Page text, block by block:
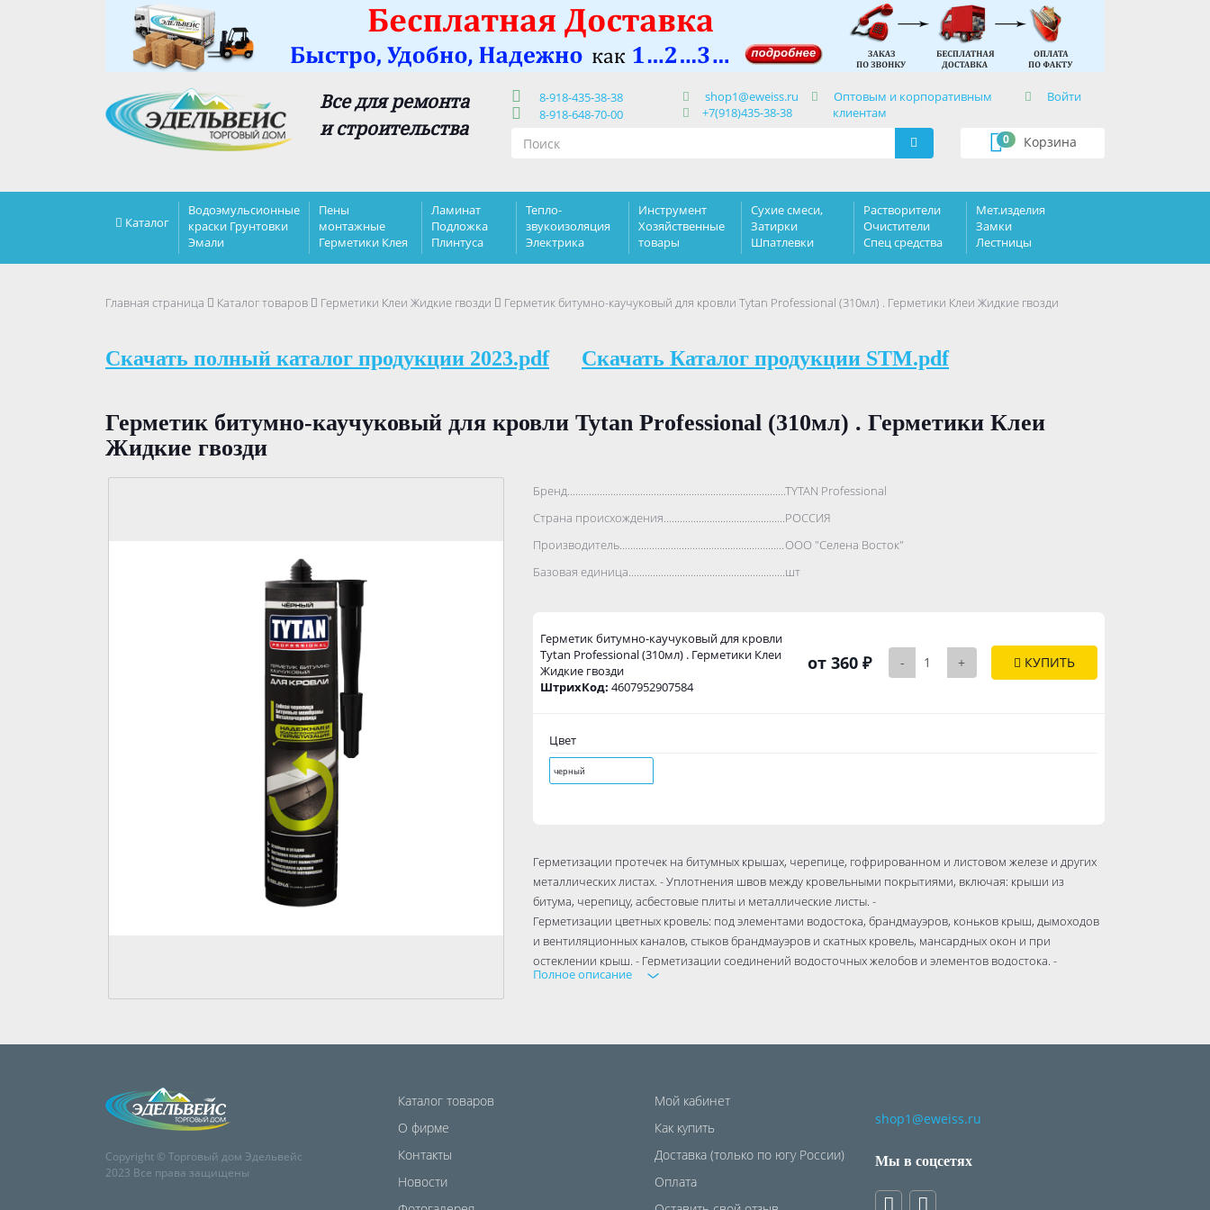
Все для ремонта
и строительства
8-918-435-38-38
8-918-648-70-00
shop1@eweiss.ru
+7(918)435-38-38
Оптовым и корпоративным
клиентам
Войти
Корзина
0
Каталог
Водоэмульсионные
краски Грунтовки
Эмали
Пены
монтажные
Герметики Клея
Ламинат
Подложка
Плинтуса
Тепло-
звукоизоляция
Электрика
Инструмент
Хозяйственные
товары
Сухие смеси,
Затирки
Шпатлевки
Растворители
Очистители
Спец средства
Мет.изделия
Замки
Лестницы
Главная страница Каталог товаров Герметики Клеи Жидкие гвозди Герметик битумно-каучуковый для кровли Tytan Professional (310мл) . Герметики Клеи Жидкие гвозди
Скачать полный каталог продукции 2023.pdf Скачать Каталог продукции STM.pdf
Герметик битумно-каучуковый для кровли Tytan Professional (310мл) . Герметики Клеи
Жидкие гвозди
Бренд..................................................................................TYTAN Professional
Страна происхождения..................................................................................
РОССИЯ
Производитель..................................................................................ООО "Селена Восток"
Базовая единица..................................................................................
шт
Герметик битумно-каучуковый для кровли
Tytan Professional (310мл) . Герметики Клеи
Жидкие гвозди
ШтрихКод: 4607952907584
от 360 ₽ - + КУПИТЬ
Цвет
черный
Герметизации протечек на битумных крышах, черепице, гофрированном и листовом железе и других
металлических листах. - Уплотнения швов между кровельными покрытиями, включая: крыши из
битума, черепицу, асбестовые плиты и металлические листы. -
Герметизации цветных кровель: под элементами водостока, брандмауэров, коньков крыш, дымоходов
и вентиляционных каналов, стыков брандмауэров и скатных кровель, мансардных окон и при
остеклении крыш. - Герметизации соединений водосточных желобов и элементов водостока. -
Заполнения фальцев и соединений во время возведения стен изоляции от влаги, к примеру, швы
Полное описание
Copyright © Торговый дом Эдельвейс
2023 Все права защищены
Каталог товаров
О фирме
Контакты
Новости
Мой кабинет
Как купить
Доставка (только по югу России)
Оплата
shop1@eweiss.ru
Мы в соцсетях